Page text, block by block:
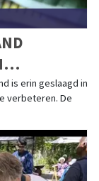
is erin geslaagd in
verbeteren. De